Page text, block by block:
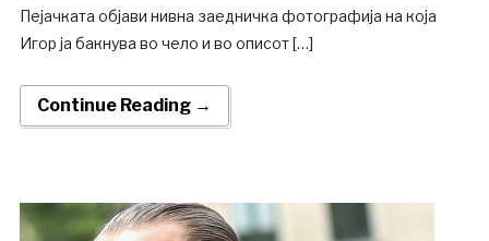
Пејачката објави нивна заедничка фотографија на која
Игор ја бакнува во чело и во описот […]
Continue Reading →